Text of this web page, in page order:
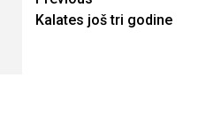
Reading
Kalates još tri godine